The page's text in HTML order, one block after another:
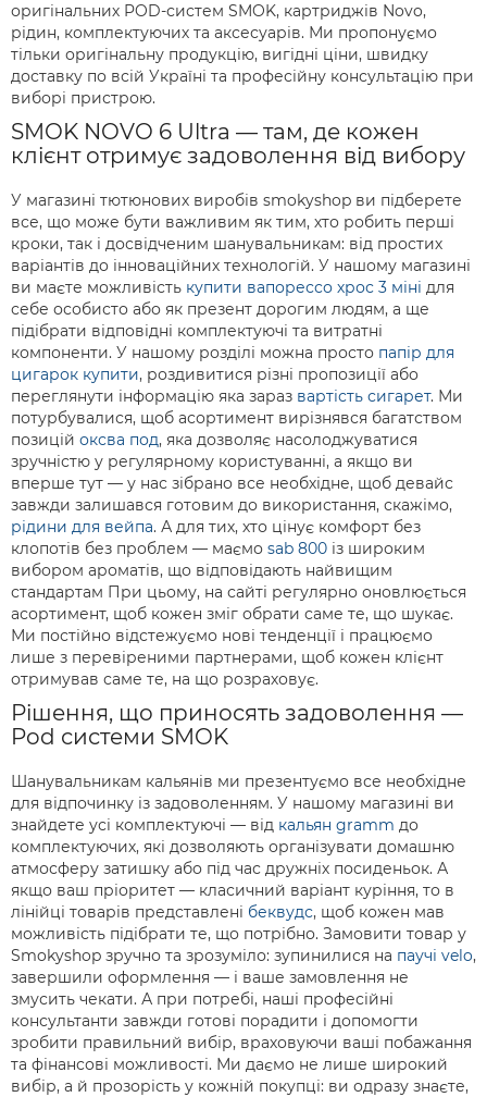
оригінальних POD-систем SMOK, картриджів Novo,
рідин, комплектуючих та аксесуарів. Ми пропонуємо
тільки оригінальну продукцію, вигідні ціни, швидку
доставку по всій Україні та професійну консультацію при
виборі пристрою.
SMOK NOVO 6 Ultra — там, де кожен
клієнт отримує задоволення від вибору
У магазині тютюнових виробів smokyshop ви підберете
все, що може бути важливим як тим, хто робить перші
кроки, так і досвідченим шанувальникам: від простих
варіантів до інноваційних технологій. У нашому магазині
ви маєте можливість купити вапорессо хрос 3 міні для
себе особисто або як презент дорогим людям, а ще
підібрати відповідні комплектуючі та витратні
компоненти. У нашому розділі можна просто папір для
цигарок купити, роздивитися різні пропозиції або
переглянути інформацію яка зараз вартість сигарет. Ми
потурбувалися, щоб асортимент вирізнявся багатством
позицій оксва под, яка дозволяє насолоджуватися
зручністю у регулярному користуванні, а якщо ви
вперше тут — у нас зібрано все необхідне, щоб девайс
завжди залишався готовим до використання, скажімо,
рідини для вейпа. А для тих, хто цінує комфорт без
клопотів без проблем — маємо sab 800 із широким
вибором ароматів, що відповідають найвищим
стандартам При цьому, на сайті регулярно оновлюється
асортимент, щоб кожен зміг обрати саме те, що шукає.
Ми постійно відстежуємо нові тенденції і працюємо
лише з перевіреними партнерами, щоб кожен клієнт
отримував саме те, на що розраховує.
Рішення, що приносять задоволення —
Pod системи SMOK
Шанувальникам кальянів ми презентуємо все необхідне
для відпочинку із задоволенням. У нашому магазині ви
знайдете усі комплектуючі — від кальян gramm до
комплектуючих, які дозволяють організувати домашню
атмосферу затишку або під час дружніх посиденьок. А
якщо ваш пріоритет — класичний варіант куріння, то в
лінійці товарів представлені беквудс, щоб кожен мав
можливість підібрати те, що потрібно. Замовити товар у
Smokyshop зручно та зрозуміло: зупинилися на паучі velo,
завершили оформлення — і ваше замовлення не
змусить чекати. А при потребі, наші професійні
консультанти завжди готові порадити і допомогти
зробити правильний вибір, враховуючи ваші побажання
та фінансові можливості. Ми даємо не лише широкий
вибір, а й прозорість у кожній покупці: ви одразу знаєте,